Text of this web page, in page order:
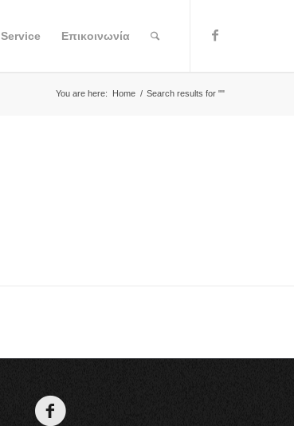
Service Επικοινωνία
You are here: Home / Search results for ""